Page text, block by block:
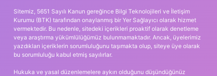
Sitemiz, 5651 Sayılı Kanun gereğince Bilgi Teknolojileri ve İletişim
Kurumu (BTK) tarafından onaylanmış bir Yer Sağlayıcı olarak hizmet
vermektedir. Bu nedenle, sitedeki içerikleri proaktif olarak denetleme
veya araştırma yükümlülüğümüz bulunmamaktadır. Ancak, üyelerimiz
yazdıkları içeriklerin sorumluluğunu taşımakta olup, siteye üye olarak
bu sorumluluğu kabul etmiş sayılırlar.
Hukuka ve yasal düzenlemelere aykırı olduğunu düşündüğünüz